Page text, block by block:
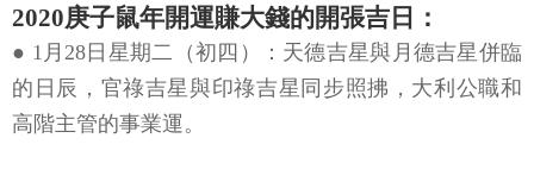
2020庚子鼠年開運賺大錢的開張吉日：
● 1月28日星期二（初四）：天德吉星與月德吉星併臨
的日辰，官祿吉星與印祿吉星同步照拂，大利公職和
高階主管的事業運。